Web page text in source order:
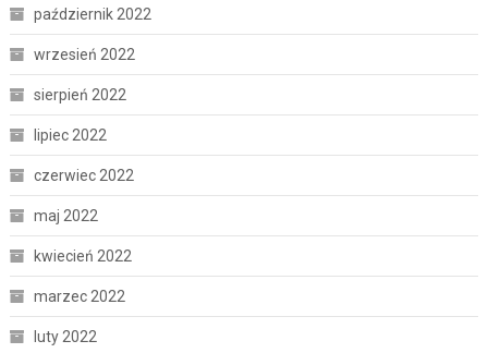
październik 2022
wrzesień 2022
sierpień 2022
lipiec 2022
czerwiec 2022
maj 2022
kwiecień 2022
marzec 2022
luty 2022